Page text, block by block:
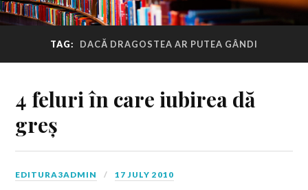
TAG: DACĂ DRAGOSTEA AR PUTEA GÂNDI
4 feluri în care iubirea dă
greș
EDITURA3ADMIN 17 JULY 2010